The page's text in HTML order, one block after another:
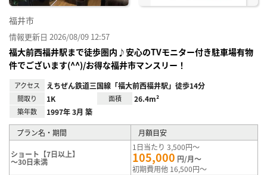
福井市
情報更新日 2026/08/09 12:57
福大前西福井駅まで徒歩圏内♪安心のTVモニター付き駐車場有物
件でございます(^^)/お得な福井市マンスリー！
アクセス えちぜん鉄道三国線「福大前西福井駅」徒歩14分
間取り 1K 面積 26.4m²
築年数 1997年 3月 築
プラン名・期間 月額目安
ショート【7日以上】
～30日未満
1日当たり 3,500円～
105,000 円/月～
初期費用他 16,500円～